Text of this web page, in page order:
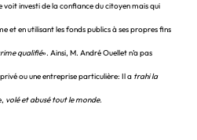
voit investi de la confiance du citoyen mais qui
et en utilisant les fonds publics à ses propres fins
qualifié». Ainsi, M. André Ouellet n’a pas
ou une entreprise particulière: Il a trahi la
volé et abusé tout le monde.